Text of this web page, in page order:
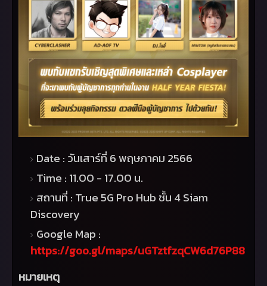
Date : วันเสาร์ที่ 6พฤษภาคม 2566
Time : 11.00 - 17.00 น.
สถานที่ : True 5G Pro Hub ชั้น 4 Siam
Discovery
Google Map :
https://goo.gl/maps/uGTztfzqCW6d76P88
หมายเหตุ